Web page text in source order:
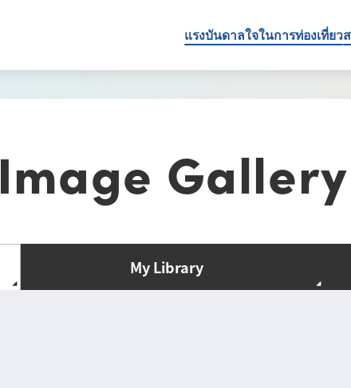
แรงบันดาลใจในการท่องเที่ยว
Image Gallery
My Library